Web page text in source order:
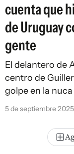
cuenta que
de Uruguay
gente
El delantero de
centro de
golpe en la
5 de septiembre 2025